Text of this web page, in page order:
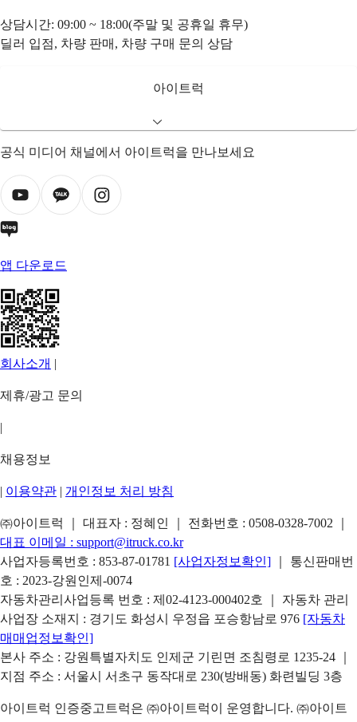
상담시간: 09:00 ~ 18:00(주말 및 공휴일 휴무)
딜러 입점, 차량 판매, 차량 구매 문의 상담
아이트럭
공식 미디어 채널에서 아이트럭을 만나보세요
앱 다운로드
회사소개 |
제휴/광고 문의
|
채용정보
| 이용약관 | 개인정보 처리 방침
㈜아이트럭 ｜ 대표자 : 정혜인 ｜ 전화번호 : 0508-0328-7002
대표 이메일 : support@itruck.co.kr
사업자등록번호 : 853-87-01781 [사업자정보확인]
｜ 통신판매번
호 : 2023-강원인제-0074
자동차관리사업등록 번호 : 제02-4123-000402호 ｜ 자동차 관리
사업장 소재지 : 경기도 화성시 우정읍 포승항남로 976 [자동차
매매업정보확인]
본사 주소 : 강원특별자치도 인제군 기린면 조침령로 1235-24 ｜
지점 주소 : 서울시 서초구 동작대로 230(방배동) 화련빌딩 3층
아이트럭 인증중고트럭은 ㈜아이트럭이 운영합니다. ㈜아이트